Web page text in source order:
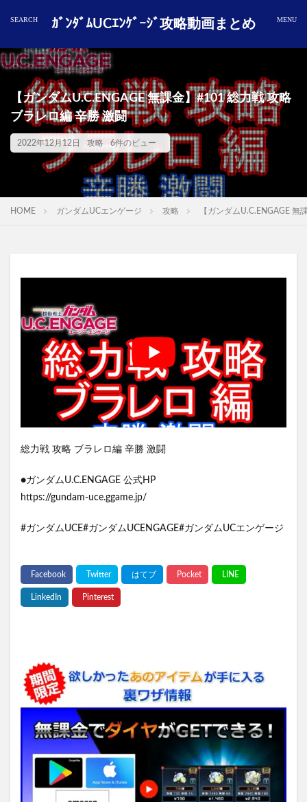
ｶﾞﾝﾀﾞﾑUCｴﾝｹﾞｰｼﾞ攻略動画まとめ
【ガンダムU.C.ENGAGE 無課金】#101 総力戦 攻略
ブラレロ編 辛勝 激闘
2022年12月12日 攻略 6件のビュー
HOME ガンダムUCエンゲージ 攻略 【ガンダムU.C.ENGAGE
総力戦 攻略 ブラレロ編 辛勝 激闘
●ガンダムU.C.ENGAGE 公式HP
https://gundam-uce.ggame.jp/
#ガンダムUCE#ガンダムUCENGAGE#ガンダムUCエンゲージ